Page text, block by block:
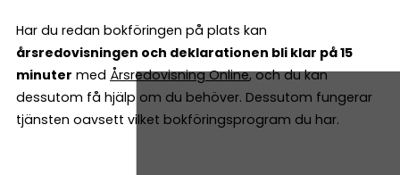
Har du redan bokföringen på plats kan
årsredovisningen och deklarationen bli klar på 15
minuter med Årsredovisning Online, och du kan
dessutom få hjälp om du behöver. Dessutom fungerar
tjänsten oavsett vilket bokföringsprogram du har.